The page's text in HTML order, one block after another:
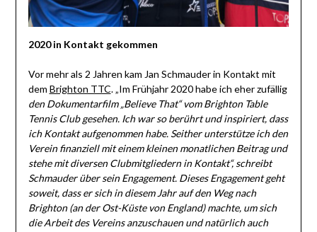
2020 in Kontakt gekommen
Vor mehr als 2 Jahren kam Jan Schmauder in Kontakt mit
dem Brighton TTC. „Im Frühjahr 2020 habe ich eher zufällig
den Dokumentarfilm „Believe That“ vom Brighton Table
Tennis Club gesehen. Ich war so berührt und inspiriert, dass
ich Kontakt aufgenommen habe. Seither unterstütze ich den
Verein finanziell mit einem kleinen monatlichen Beitrag und
stehe mit diversen Clubmitgliedern in Kontakt“, schreibt
Schmauder über sein Engagement. Dieses Engagement geht
soweit, dass er sich in diesem Jahr auf den Weg nach
Brighton (an der Ost-Küste von England) machte, um sich
die Arbeit des Vereins anzuschauen und natürlich auch